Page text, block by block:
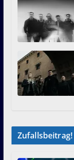
Zufallsbeitrag!